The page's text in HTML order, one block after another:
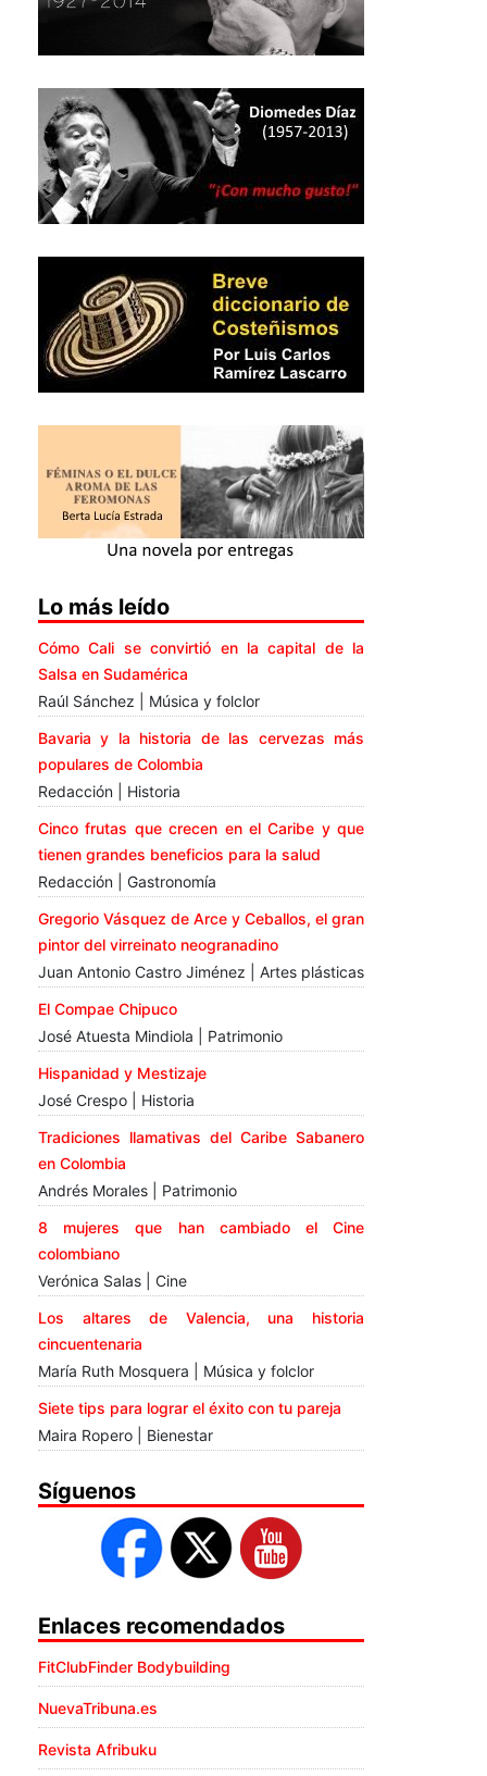
Lo más leído
Cómo Cali se convirtió en la capital de la
Salsa en Sudamérica
Raúl Sánchez | Música y folclor
Bavaria y la historia de las cervezas más
populares de Colombia
Redacción | Historia
Cinco frutas que crecen en el Caribe y que
tienen grandes beneficios para la salud
Redacción | Gastronomía
Gregorio Vásquez de Arce y Ceballos, el gran
pintor del virreinato neogranadino
Juan Antonio Castro Jiménez | Artes plásticas
El Compae Chipuco
José Atuesta Mindiola | Patrimonio
Hispanidad y Mestizaje
José Crespo | Historia
Tradiciones llamativas del Caribe Sabanero
en Colombia
Andrés Morales | Patrimonio
8 mujeres que han cambiado el Cine
colombiano
Verónica Salas | Cine
Los altares de Valencia, una historia
cincuentenaria
María Ruth Mosquera | Música y folclor
Siete tips para lograr el éxito con tu pareja
Maira Ropero | Bienestar
Síguenos
Enlaces recomendados
FitClubFinder Bodybuilding
NuevaTribuna.es
Revista Afribuku